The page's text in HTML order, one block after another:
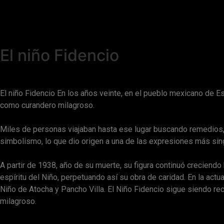
El niño Fidencio
El niño Fidencio En los años veinte, en el pueblo mexicano de
como curandero milagroso.
Miles de personas viajaban hasta ese lugar buscando
simbolismo, lo que dio origen a una de las expresiones más
A partir de 1938, año de su muerte, su figura continuó
espíritu del Niño, perpetuando así su obra de caridad. En la
Niño de Atocha y Pancho Villa. El Niño Fidencio sigue siendo
milagroso.